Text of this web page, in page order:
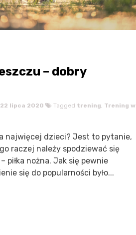
– dobry
lipca 2020 Tagged trening Trening w
najwięcej dzieci? Jest to pytanie,
raczej należy spodziewać się
piłka nożna. Jak się pewnie
się do popularności było...